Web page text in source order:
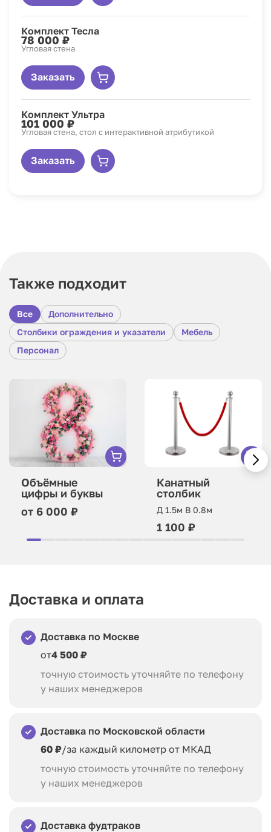
Комплект Тесла
78 000 ₽
Угловая стена
Заказать
Комплект Ультра
101 000 ₽
Угловая стена, стол с интерактивной атрибутикой
Заказать
Также подходит
Все
Дополнительно
Столбики ограждения и указатели
Мебель
Персонал
Объёмные
цифры и буквы
от 6 000 ₽
Канатный
столбик
Д 1.5м В 0.8м
1 100 ₽
Доставка и оплата
Доставка по Москве
от4 500 ₽
точную стоимость уточняйте по телефону
у наших менеджеров
Доставка по Московской области
60 ₽/за каждый километр от МКАД
точную стоимость уточняйте по телефону
у наших менеджеров
Доставка фудтраков